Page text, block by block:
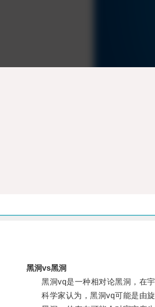
黑洞vs黑洞
黑洞vq是一种相对论黑洞，在宇
科学家认为，黑洞vq可能是由旋